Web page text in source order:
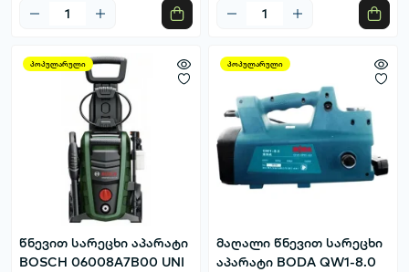
პოპულარული
წნევით სარეცხი აპარატი
BOSCH 06008A7B00 UNI
პოპულარული
მაღალი წნევით სარეცხი
აპარატი BODA QW1-8.0